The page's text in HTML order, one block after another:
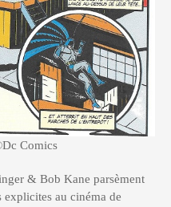
Comics
& Bob Kane parsèment
explicites au cinéma de